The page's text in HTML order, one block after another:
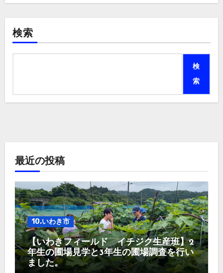
検索
検
索
最近の投稿
10.いわき市
【いわきフィールド イチジク生産班】2
年生の圃場見学と3年生の圃場調査を行い
ました。